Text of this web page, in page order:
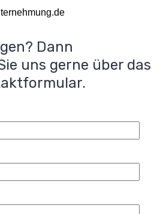
Dann
uns gerne über das